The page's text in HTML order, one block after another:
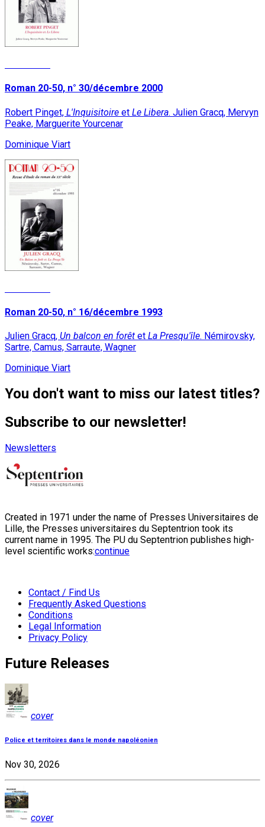
Roman 20-50, n° 30/décembre 2000
Robert Pinget, L'Inquisitoire et Le Libera. Julien Gracq, Mervyn
Peake, Marguerite Yourcenar
Dominique Viart
Roman 20-50, n° 16/décembre 1993
Julien Gracq, Un balcon en forêt et La Presqu'île. Némirovsky,
Sartre, Camus, Sarraute, Wagner
Dominique Viart
You don't want to miss our latest titles?
Subscribe to our newsletter!
Newsletters
Created in 1971 under the name of Presses Universitaires de
Lille, the Presses universitaires du Septentrion took its
current name in 1995. The PU du Septentrion publishes high-
level scientific works:continue
Contact / Find Us
Frequently Asked Questions
Conditions
Legal Information
Privacy Policy
Future Releases
cover
Police et territoires dans le monde napoléonien
Nov 30, 2026
cover